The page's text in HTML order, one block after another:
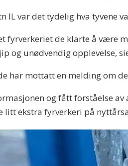
IL var det tydelig hva tyvene
fyrverkeriet de klarte å være
og unødvendig opplevelse,
har mottatt en melding om
og fått forståelse
litt ekstra fyrverkeri på